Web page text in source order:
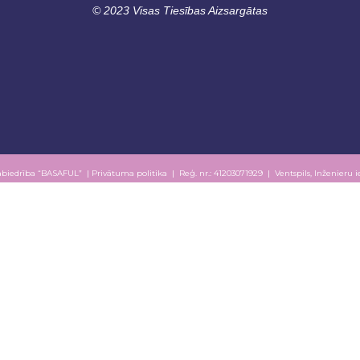
© 2023 Visas Tiesības Aizsargātas
“BASAFUL” | Privātuma politika | Reģ. nr.: 41203071929 | Ventspils, Inženieru